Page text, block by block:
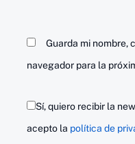
Guarda mi nombre,
navegador para la
Sí, quiero recibir la
acepto la política de